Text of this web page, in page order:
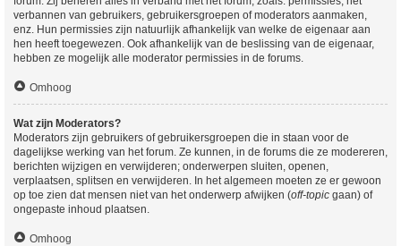
verbannen van gebruikers, gebruikersgroepen of moderators aanmaken,
enz. Hun permissies zijn natuurlijk afhankelijk van welke de eigenaar aan
hen heeft toegewezen. Ook afhankelijk van de beslissing van de eigenaar,
hebben ze mogelijk alle moderator permissies in de forums.
Omhoog
Wat zijn Moderators?
Moderators zijn gebruikers of gebruikersgroepen die in staan voor de
dagelijkse werking van het forum. Ze kunnen, in de forums die ze modereren,
berichten wijzigen en verwijderen; onderwerpen sluiten, openen,
verplaatsen, splitsen en verwijderen. In het algemeen moeten ze er gewoon
op toe zien dat mensen niet van het onderwerp afwijken (off-topic gaan) of
ongepaste inhoud plaatsen.
Omhoog